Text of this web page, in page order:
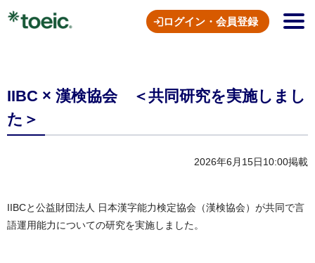
ログイン・会員登録
IIBC × 漢検協会 ＜共同研究を実施しまし
た＞
2026年6月15日10:00掲載
IIBCと公益財団法人 日本漢字能力検定協会（漢検協会）が共同で言
語運用能力についての研究を実施しました。